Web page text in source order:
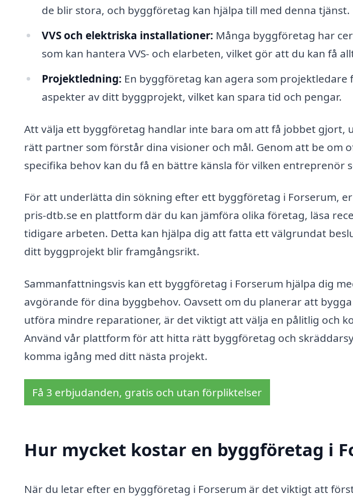
de blir stora, och byggföretag kan hjälpa till med denna tjänst.
VVS och elektriska installationer: Många byggföretag har
som kan hantera VVS- och elarbeten, vilket gör att du kan få
Projektledning: En byggföretag kan agera som projektledare
aspekter av ditt byggprojekt, vilket kan spara tid och pengar.
Att välja ett byggföretag handlar inte bara om att få jobbet gjort,
rätt partner som förstår dina visioner och mål. Genom att be om
specifika behov kan du få en bättre känsla för vilken entreprenör
För att underlätta din sökning efter ett byggföretag i Forserum,
pris-dtb.se en plattform där du kan jämföra olika företag, läsa
tidigare arbeten. Detta kan hjälpa dig att fatta ett välgrundat
ditt byggprojekt blir framgångsrikt.
Sammanfattningsvis kan ett byggföretag i Forserum hjälpa dig
avgörande för dina byggbehov. Oavsett om du planerar att
utföra mindre reparationer, är det viktigt att välja en pålitlig och
Använd vår plattform för att hitta rätt byggföretag och
komma igång med ditt nästa projekt.
Få 3 erbjudanden, gratis och utan förpliktelser
Hur mycket kostar en byggföretag i
När du letar efter en byggföretag i Forserum är det viktigt att